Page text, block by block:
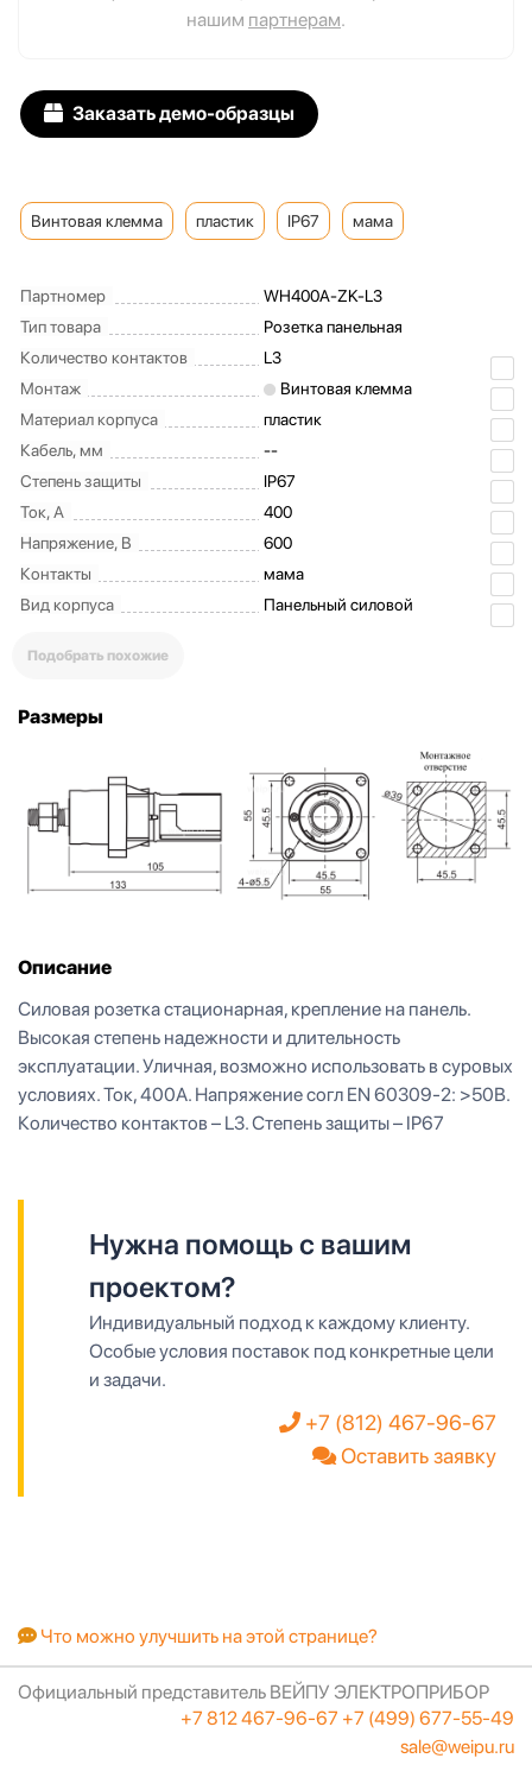
нашим партнерам.
Заказать демо-образцы
Винтовая клемма пластик IP67 мама
Партномер
WH400A-ZK-L3
Тип товара
Розетка панельная
Количество контактов
L3
Монтаж
Винтовая клемма
Материал корпуса
пластик
Кабель, мм
--
Степень защиты
IP67
Ток, А
400
Напряжение, В
600
Контакты
мама
Вид корпуса
Панельный cиловой
Подобрать похожие
Размеры
Описание
Силовая розетка стационарная, крепление на панель.
Высокая степень надежности и длительность
эксплуатации. Уличная, возможно использовать в суровых
условиях. Ток, 400А. Напряжение согл EN 60309-2: >50В.
Количество контактов – L3. Степень защиты – IP67
Нужна помощь с вашим
проектом?
Индивидуальный подход к каждому клиенту.
Особые условия поставок под конкретные цели
и задачи.
+7 (812) 467-96-67
Оставить заявку
Что можно улучшить на этой странице?
Официальный представитель ВЕЙПУ ЭЛЕКТРОПРИБОР
+7 812 467-96-67 +7 (499) 677-55-49
sale@weipu.ru